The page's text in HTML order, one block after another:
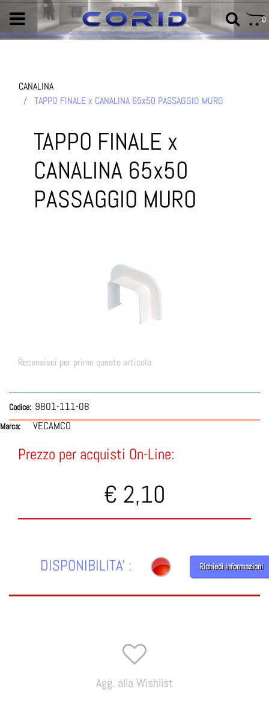
0
CANALINA
TAPPO FINALE x CANALINA 65x50 PASSAGGIO MURO
TAPPO FINALE x
CANALINA 65x50
PASSAGGIO MURO
Recensisci per primo questo articolo
Codice: 9801-111-08
Marca: VECAMCO
Prezzo per acquisti On-Line:
€ 2,10
DISPONIBILITA' : Richiedi Informazioni
Agg. alla Wishlist